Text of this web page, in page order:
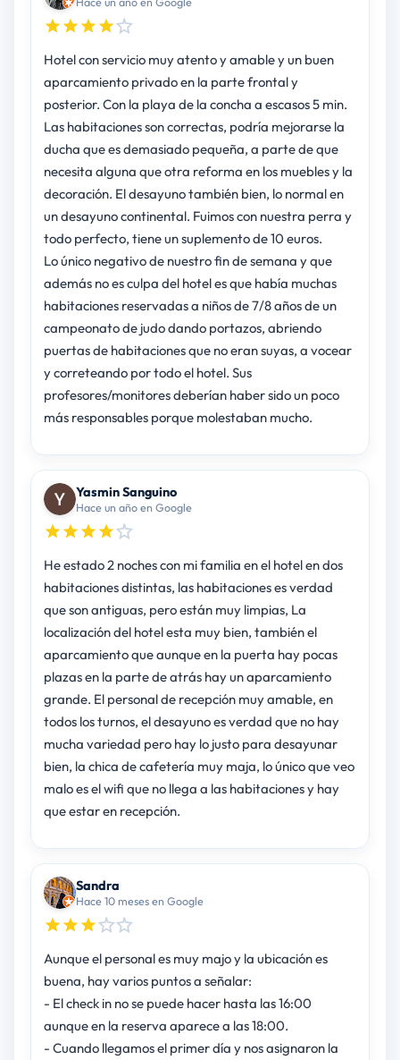
Hotel con servicio muy atento y amable y un buen
aparcamiento privado en la parte frontal y
posterior. Con la playa de la concha a escasos 5 min.
Las habitaciones son correctas, podría mejorarse la
ducha que es demasiado pequeña, a parte de que
necesita alguna que otra reforma en los muebles y la
decoración. El desayuno también bien, lo normal en
un desayuno continental. Fuimos con nuestra perra y
todo perfecto, tiene un suplemento de 10 euros.
Lo único negativo de nuestro fin de semana y que
además no es culpa del hotel es que había muchas
habitaciones reservadas a niños de 7/8 años de un
campeonato de judo dando portazos, abriendo
puertas de habitaciones que no eran suyas, a vocear
y correteando por todo el hotel. Sus
profesores/monitores deberían haber sido un poco
más responsables porque molestaban mucho.
Yasmin Sanguino
Hace un año en Google
He estado 2 noches con mi familia en el hotel en dos
habitaciones distintas, las habitaciones es verdad
que son antiguas, pero están muy limpias, La
localización del hotel esta muy bien, también el
aparcamiento que aunque en la puerta hay pocas
plazas en la parte de atrás hay un aparcamiento
grande. El personal de recepción muy amable, en
todos los turnos, el desayuno es verdad que no hay
mucha variedad pero hay lo justo para desayunar
bien, la chica de cafetería muy maja, lo único que veo
malo es el wifi que no llega a las habitaciones y hay
que estar en recepción.
Sandra
Hace 10 meses en Google
Aunque el personal es muy majo y la ubicación es
buena, hay varios puntos a señalar:
- El check in no se puede hacer hasta las 16:00
aunque en la reserva aparece a las 18:00.
- Cuando llegamos el primer día y nos asignaron la